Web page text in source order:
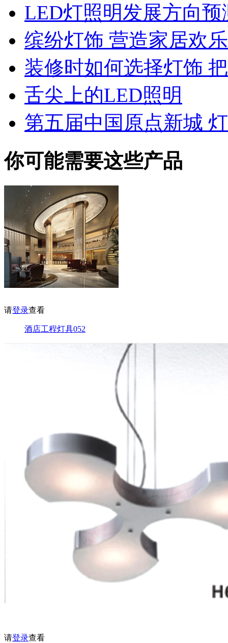
LED灯照明发展方向预
缤纷灯饰 营造家居欢
装修时如何选择灯饰
舌尖上的LED照明
第五届中国原点新城
你可能需要这些产品
请登录查看
酒店工程灯具052
请登录查看